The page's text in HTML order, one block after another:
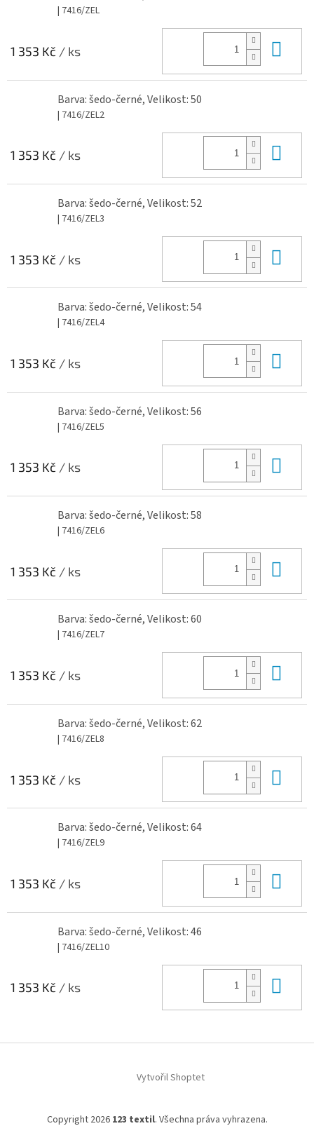
| 7416/ZEL
1 353 Kč / ks
Barva: šedo-černé, Velikost: 50
| 7416/ZEL2
1 353 Kč / ks
Barva: šedo-černé, Velikost: 52
| 7416/ZEL3
1 353 Kč / ks
Barva: šedo-černé, Velikost: 54
| 7416/ZEL4
1 353 Kč / ks
Barva: šedo-černé, Velikost: 56
| 7416/ZEL5
1 353 Kč / ks
Barva: šedo-černé, Velikost: 58
| 7416/ZEL6
1 353 Kč / ks
Barva: šedo-černé, Velikost: 60
| 7416/ZEL7
1 353 Kč / ks
Barva: šedo-černé, Velikost: 62
| 7416/ZEL8
1 353 Kč / ks
Barva: šedo-černé, Velikost: 64
| 7416/ZEL9
1 353 Kč / ks
Barva: šedo-černé, Velikost: 46
| 7416/ZEL10
1 353 Kč / ks
Vytvořil Shoptet
Copyright 2026 123 textil. Všechna práva vyhrazena.